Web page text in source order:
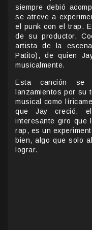
siempre debió
se atreve a
el punk con el trap.
de su productor,
artista de la
Patito), de quien
musicalmente.
Esta canción se
lanzamientos por su
musical como
que Jay creció,
interesante giro que
rap, es un
bien, algo que solo
lograr.